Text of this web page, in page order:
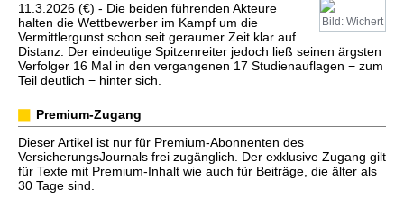
Bild: Wichert
11.3.2026 (€) - Die beiden führenden Akteure
halten die Wettbewerber im Kampf um die
Vermittlergunst schon seit geraumer Zeit klar auf
Distanz. Der eindeutige Spitzenreiter jedoch ließ seinen ärgsten
Verfolger 16 Mal in den vergangenen 17 Studienauflagen − zum
Teil deutlich − hinter sich.
Premium-Zugang
Dieser Artikel ist nur für Premium-Abonnenten des
VersicherungsJournals frei zugänglich. Der exklusive Zugang gilt
für Texte mit Premium-Inhalt wie auch für Beiträge, die älter als
30 Tage sind.